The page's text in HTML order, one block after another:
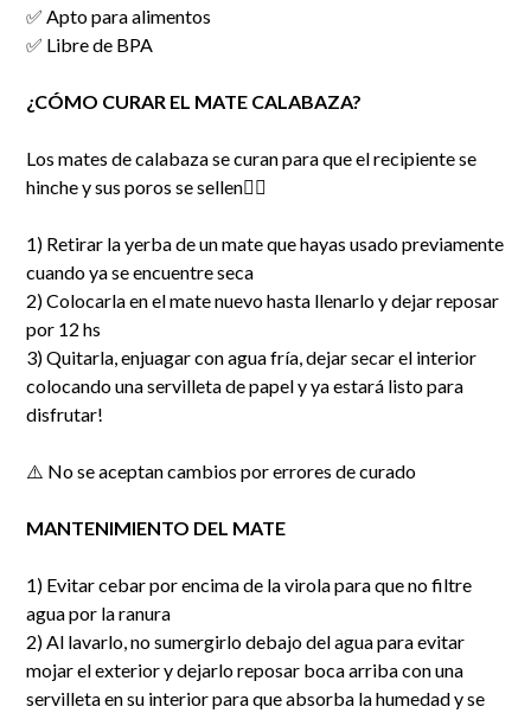
✅ Apto para alimentos
✅ Libre de BPA
¿CÓMO CURAR EL MATE CALABAZA?
Los mates de calabaza se curan para que el recipiente se
hinche y sus poros se sellen👇🏻
1) Retirar la yerba de un mate que hayas usado previamente
cuando ya se encuentre seca
2) Colocarla en el mate nuevo hasta llenarlo y dejar reposar
por 12 hs
3) Quitarla, enjuagar con agua fría, dejar secar el interior
colocando una servilleta de papel y ya estará listo para
disfrutar!
⚠️ No se aceptan cambios por errores de curado
MANTENIMIENTO DEL MATE
1) Evitar cebar por encima de la virola para que no filtre
agua por la ranura
2) Al lavarlo, no sumergirlo debajo del agua para evitar
mojar el exterior y dejarlo reposar boca arriba con una
servilleta en su interior para que absorba la humedad y se